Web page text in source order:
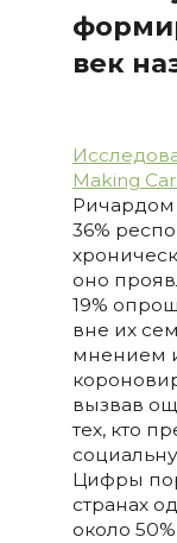
век
Making
Ричардом
36%
оно
19%
вне их
мнением
вызвав
тех, кто
Цифры
странах
около